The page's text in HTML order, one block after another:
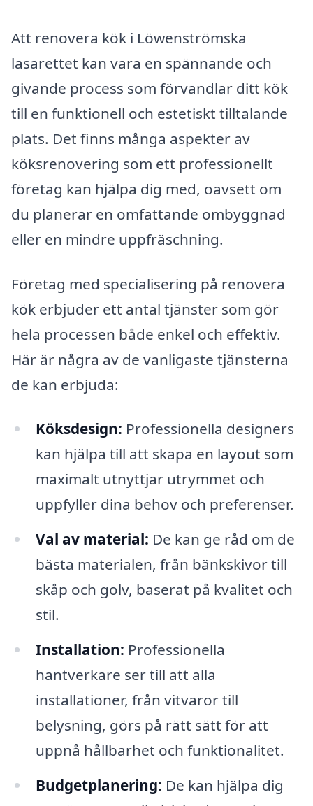
Att renovera kök i Löwenströmska
lasarettet kan vara en spännande och
givande process som förvandlar ditt kök
till en funktionell och estetiskt tilltalande
plats. Det finns många aspekter av
köksrenovering som ett professionellt
företag kan hjälpa dig med, oavsett om
du planerar en omfattande ombyggnad
eller en mindre uppfräschning.
Företag med specialisering på renovera
kök erbjuder ett antal tjänster som gör
hela processen både enkel och effektiv.
Här är några av de vanligaste tjänsterna
de kan erbjuda:
Köksdesign: Professionella designers
kan hjälpa till att skapa en layout som
maximalt utnyttjar utrymmet och
uppfyller dina behov och preferenser.
Val av material: De kan ge råd om de
bästa materialen, från bänkskivor till
skåp och golv, baserat på kvalitet och
stil.
Installation: Professionella
hantverkare ser till att alla
installationer, från vitvaror till
belysning, görs på rätt sätt för att
uppnå hållbarhet och funktionalitet.
Budgetplanering: De kan hjälpa dig